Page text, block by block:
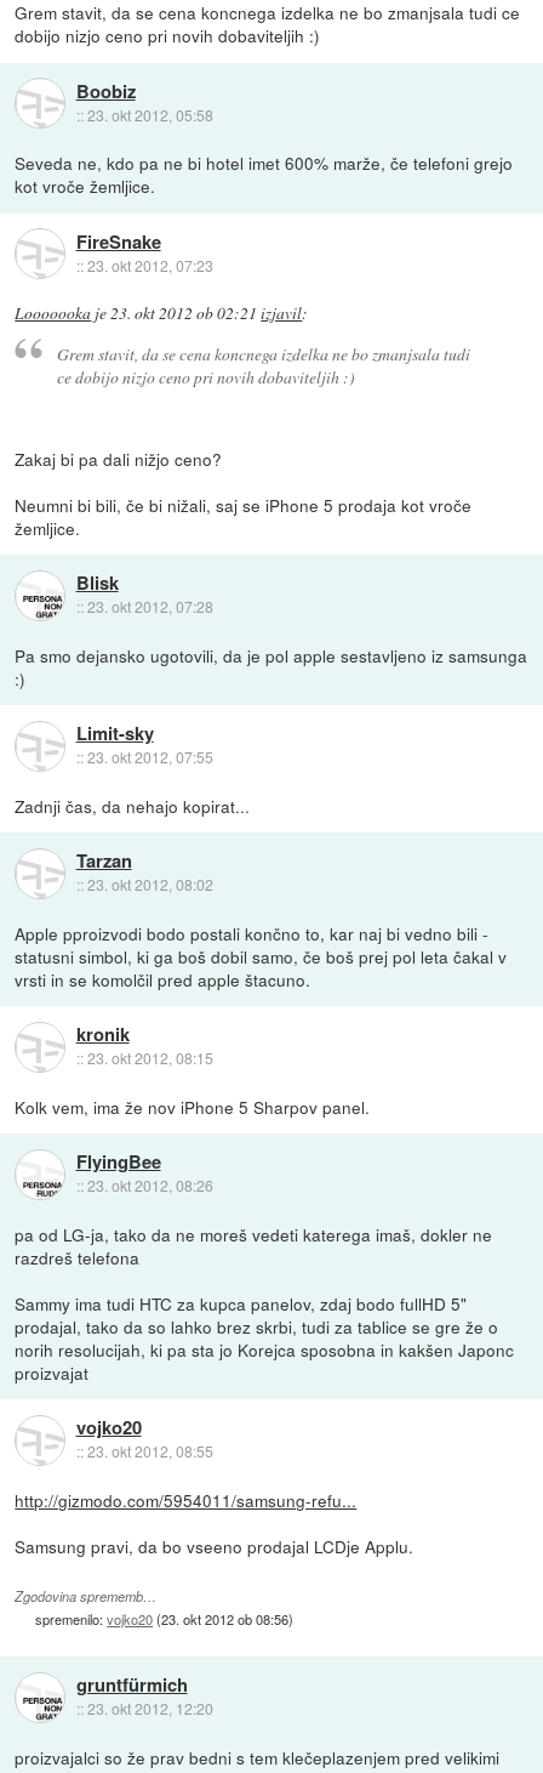
Grem stavit, da se cena koncnega izdelka ne bo zmanjsala tudi ce
dobijo nizjo ceno pri novih dobaviteljih :)
Boobiz
::23. okt 2012, 05:58
Seveda ne, kdo pa ne bi hotel imet 600% marže, če telefoni grejo
kot vroče žemljice.
FireSnake
::23. okt 2012, 07:23
Looooooka je23. okt 2012 ob 02:21 izjavil:
Grem stavit, da se cena koncnega izdelka ne bo zmanjsala tudi
ce dobijo nizjo ceno pri novih dobaviteljih :)
Zakaj bi pa dali nižjo ceno?
Neumni bi bili, če bi nižali, saj se iPhone 5 prodaja kot vroče
žemljice.
Blisk
::23. okt 2012, 07:28
Pa smo dejansko ugotovili, da je pol apple sestavljeno iz samsunga
:)
Limit-sky
::23. okt 2012, 07:55
Zadnji čas, da nehajo kopirat...
Tarzan
::23. okt 2012, 08:02
Apple pproizvodi bodo postali končno to, kar naj bi vedno bili -
statusni simbol, ki ga boš dobil samo, če boš prej pol leta čakal v
vrsti in se komolčil pred apple štacuno.
kronik
::23. okt 2012, 08:15
Kolk vem, ima že nov iPhone 5 Sharpov panel.
FlyingBee
::23. okt 2012, 08:26
pa od LG-ja, tako da ne moreš vedeti katerega imaš, dokler ne
razdreš telefona
Sammy ima tudi HTC za kupca panelov, zdaj bodo fullHD 5"
prodajal, tako da so lahko brez skrbi, tudi za tablice se gre že o
norih resolucijah, ki pa sta jo Korejca sposobna in kakšen Japonc
proizvajat
vojko20
::23. okt 2012, 08:55
http://gizmodo.com/5954011/samsung-refu...
Samsung pravi, da bo vseeno prodajal LCDje Applu.
Zgodovina sprememb…
spremenilo:vojko20(23. okt 2012 ob 08:56)
gruntfürmich
::23. okt 2012, 12:20
proizvajalci so že prav bedni s tem klečeplazenjem pred velikimi